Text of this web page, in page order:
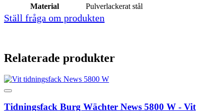
Material
Pulverlackerat stål
Ställ fråga om produkten
Relaterade produkter
Tidningsfack Burg Wächter News 5800 W - Vit